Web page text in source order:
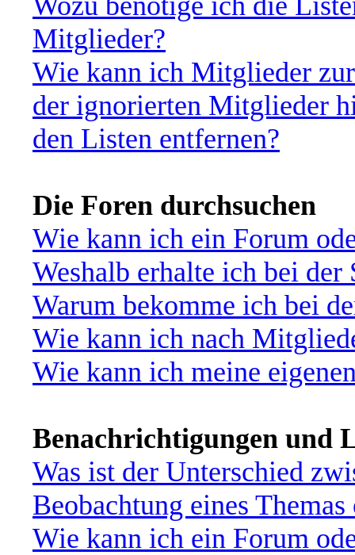
Mitglieder?
Wie kann ich Mitglieder
der ignorierten Mitglieder
den Listen entfernen?
Die Foren durchsuchen
Wie kann ich ein Forum
Weshalb erhalte ich bei der
Warum bekomme ich bei
Wie kann ich nach
Wie kann ich meine
Benachrichtigungen und
Was ist der Unterschied
Beobachtung eines
Wie kann ich ein Forum